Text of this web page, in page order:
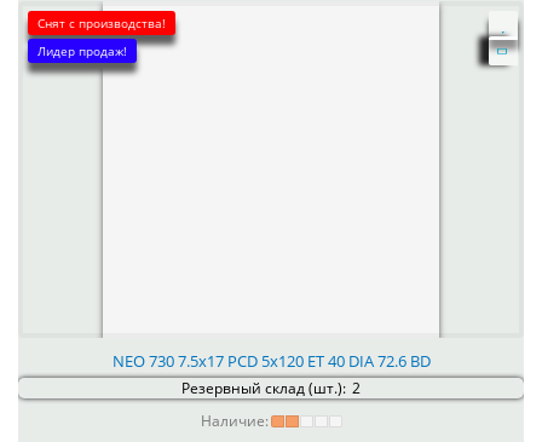
Снят с производства!
Лидер продаж!
NEO 730 7.5x17 PCD 5x120 ET 40 DIA 72.6 BD
Резервный склад (шт.): 2
Наличие: